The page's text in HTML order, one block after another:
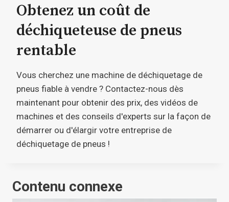
Obtenez un coût de
déchiqueteuse de pneus
rentable
Vous cherchez une machine de déchiquetage de
pneus fiable à vendre ? Contactez-nous dès
maintenant pour obtenir des prix, des vidéos de
machines et des conseils d'experts sur la façon de
démarrer ou d'élargir votre entreprise de
déchiquetage de pneus !
Contenu connexe